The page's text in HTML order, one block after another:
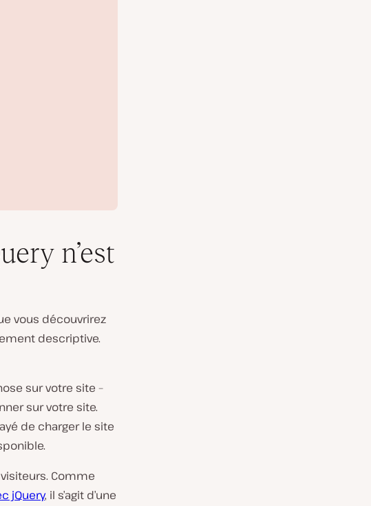
n’est
vous découvrirez
descriptive.
sur votre site –
sur votre site.
de charger le site
Comme
jQuery, il s’agit d’une